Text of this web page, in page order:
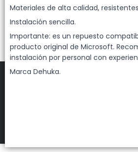
Materiales de alta calidad,
Instalación sencilla.
Importante: es un repuesto
producto original de Microsoft.
instalación por personal con
Marca Dehuka.